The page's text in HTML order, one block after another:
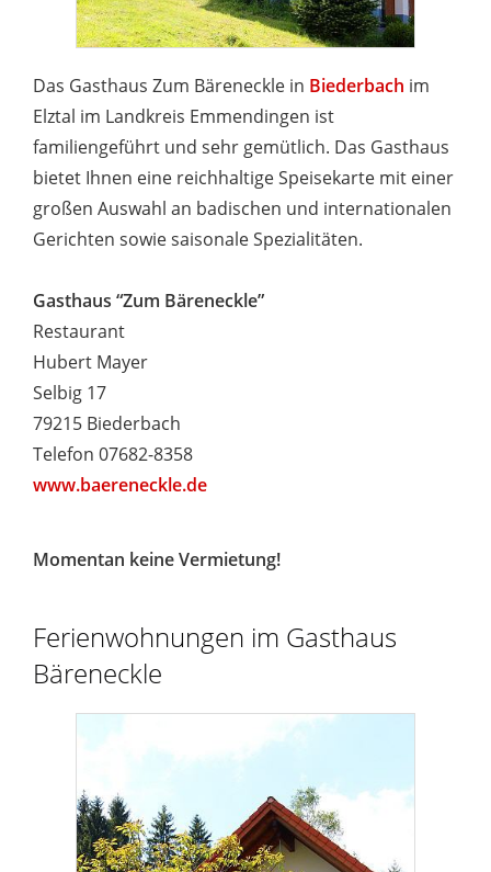
Das Gasthaus Zum Bäreneckle in Biederbach im
Elztal im Landkreis Emmendingen ist
familiengeführt und sehr gemütlich. Das Gasthaus
bietet Ihnen eine reichhaltige Speisekarte mit einer
großen Auswahl an badischen und internationalen
Gerichten sowie saisonale Spezialitäten.
Gasthaus “Zum Bäreneckle”
Restaurant
Hubert Mayer
Selbig 17
79215 Biederbach
Telefon 07682-8358
www.baereneckle.de
Momentan keine Vermietung!
Ferienwohnungen im Gasthaus
Bäreneckle